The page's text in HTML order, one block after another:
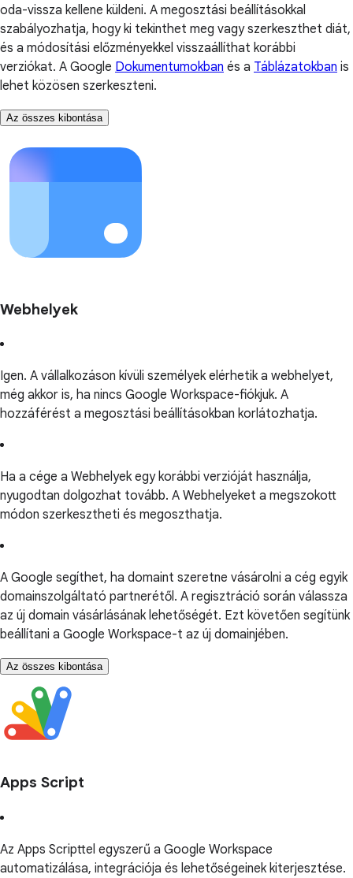
oda-vissza kellene küldeni. A megosztási beállításokkal
szabályozhatja, hogy ki tekinthet meg vagy szerkeszthet diát,
és a módosítási előzményekkel visszaállíthat korábbi
verziókat. A Google Dokumentumokban és a Táblázatokban is
lehet közösen szerkeszteni.
Az összes kibontása
Webhelyek
Igen. A vállalkozáson kívüli személyek elérhetik a webhelyet,
még akkor is, ha nincs Google Workspace-fiókjuk. A
hozzáférést a megosztási beállításokban korlátozhatja.
Ha a cége a Webhelyek egy korábbi verzióját használja,
nyugodtan dolgozhat tovább. A Webhelyeket a megszokott
módon szerkesztheti és megoszthatja.
A Google segíthet, ha domaint szeretne vásárolni a cég egyik
domainszolgáltató partnerétől. A regisztráció során válassza
az új domain vásárlásának lehetőségét. Ezt követően segítünk
beállítani a Google Workspace-t az új domainjében.
Az összes kibontása
Apps Script
Az Apps Scripttel egyszerű a Google Workspace
automatizálása, integrációja és lehetőségeinek kiterjesztése.